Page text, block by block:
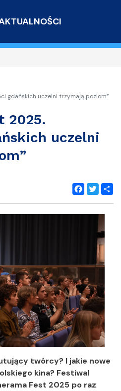
do
gdańskich uczelni trzymają poziom”
2025.
uczelni
Facebook
Twitter
twórcy? I jakie nowe
kina? Festiwal
Fest 2025 po raz